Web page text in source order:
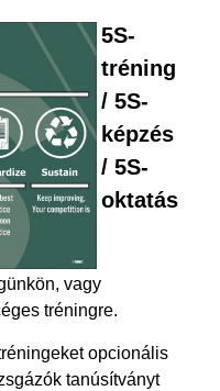
5S-
tréning
/ 5S-
képzés
/ 5S-
oktatás
vagy
tréningre.
opcionális
tanúsítványt